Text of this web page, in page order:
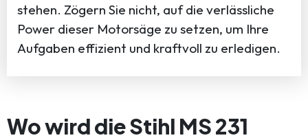
stehen. Zögern Sie nicht, auf die verlässliche
Power dieser Motorsäge zu setzen, um Ihre
Aufgaben effizient und kraftvoll zu erledigen.
Wo wird die Stihl MS 231